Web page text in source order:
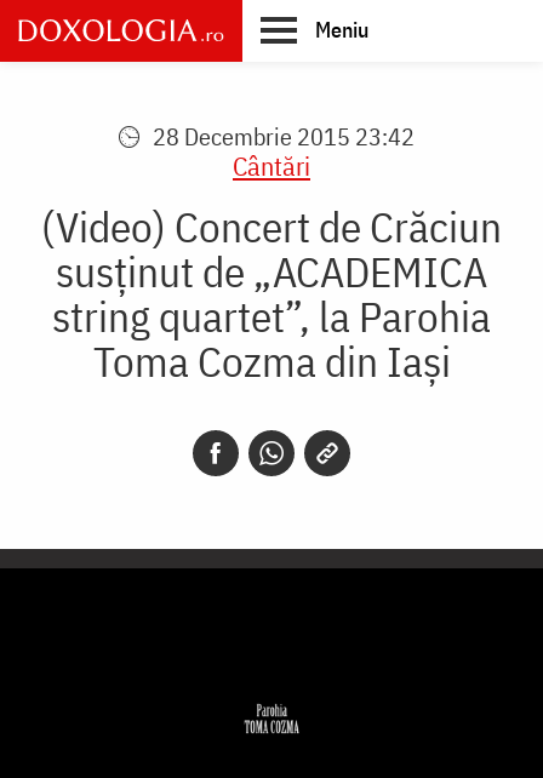
Skip
to
main
Meniu
28 Decembrie 2015 23:42
Cântări
(Video) Concert de Crăciun
susținut de „ACADEMICA
string quartet”, la Parohia
Toma Cozma din Iași